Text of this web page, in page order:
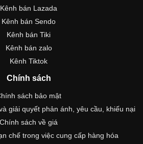
Kênh bán Lazada
Kênh bán Sendo
Kênh bán Tiki
Kênh bán zalo
Kênh Tiktok
Chính sách
sách bảo mật
giải quyết phản ánh, yêu cầu, khiếu nại
Chính sách về giá
chế trong việc cung cấp hàng hóa